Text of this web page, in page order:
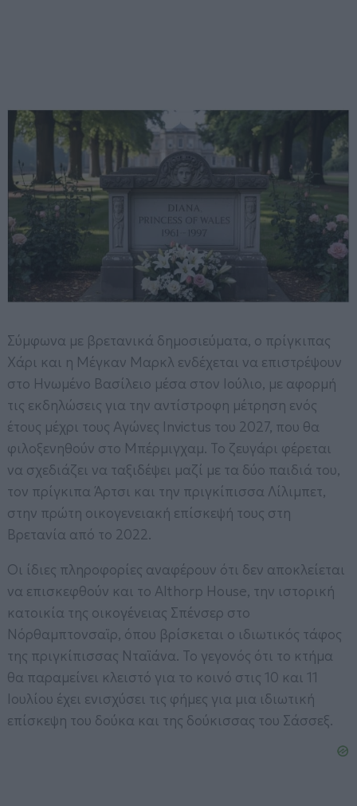
Σύμφωνα με βρετανικά δημοσιεύματα, ο πρίγκιπας
Χάρι και η Μέγκαν Μαρκλ ενδέχεται να επιστρέψουν
στο Ηνωμένο Βασίλειο μέσα στον Ιούλιο, με αφορμή
τις εκδηλώσεις για την αντίστροφη μέτρηση ενός
έτους μέχρι τους Αγώνες Invictus του 2027, που θα
φιλοξενηθούν στο Μπέρμιγχαμ. Το ζευγάρι φέρεται
να σχεδιάζει να ταξιδέψει μαζί με τα δύο παιδιά του,
τον πρίγκιπα Άρτσι και την πριγκίπισσα Λίλιμπετ,
στην πρώτη οικογενειακή επίσκεψή τους στη
Βρετανία από το 2022.
Οι ίδιες πληροφορίες αναφέρουν ότι δεν αποκλείεται
να επισκεφθούν και το Althorp House, την ιστορική
κατοικία της οικογένειας Σπένσερ στο
Νόρθαμπτονσαϊρ, όπου βρίσκεται ο ιδιωτικός τάφος
της πριγκίπισσας Νταϊάνα. Το γεγονός ότι το κτήμα
θα παραμείνει κλειστό για το κοινό στις 10 και 11
Ιουλίου έχει ενισχύσει τις φήμες για μια ιδιωτική
επίσκεψη του δούκα και της δούκισσας του Σάσσεξ.